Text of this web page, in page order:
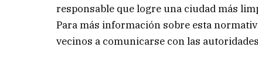
responsable que logre una ciudad más
Para más información sobre esta
vecinos a comunicarse con las